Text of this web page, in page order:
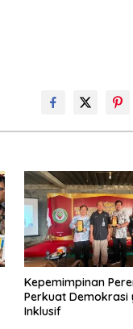
Kepemimpinan
Perkuat Demokrasi
Inklusif